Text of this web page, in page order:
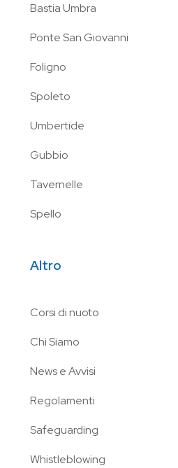
Bastia Umbra
Ponte San Giovanni
Foligno
Spoleto
Umbertide
Gubbio
Tavernelle
Spello
Altro
Corsi di nuoto
Chi Siamo
News e Avvisi
Regolamenti
Safeguarding
Whistleblowing